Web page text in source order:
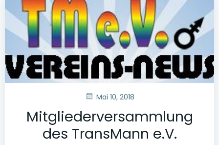
Mai 10, 2018
Mitgliederversammlung
des TransMann e.V.